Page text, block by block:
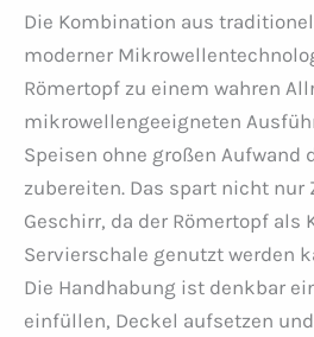
Die Kombination aus
moderner
Römertopf zu einem wahren
mikrowellengeeigneten
Speisen ohne großen Aufwand
zubereiten. Das spart nicht nur
Geschirr, da der Römertopf als
Servierschale genutzt werden
Die Handhabung ist denkbar
einfüllen, Deckel aufsetzen